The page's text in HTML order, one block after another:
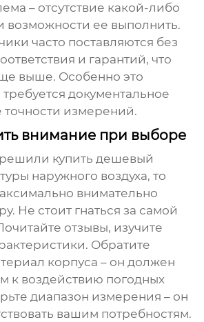
– отсутствие какой-либо
возможности ее выполнить.
часто поставляются без
и гарантий, что
выше. Особенно это
требуется документальное
измерений.
внимание при выборе
купитьдешевый
наружного воздуха, то
внимательно
Не стоит гнаться за самой
отзывы, изучите
Обратите
корпуса – он должен
к воздействию погодных
диапазон измерения – он
вашим потребностям.